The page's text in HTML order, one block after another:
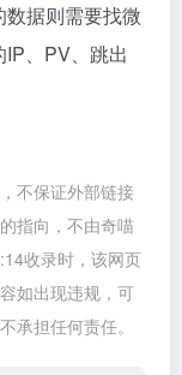
据则需要找微
、PV、跳出
不保证外部链接
指向，不由奇喵
收录时，该网页
如出现违规，可
承担任何责任。